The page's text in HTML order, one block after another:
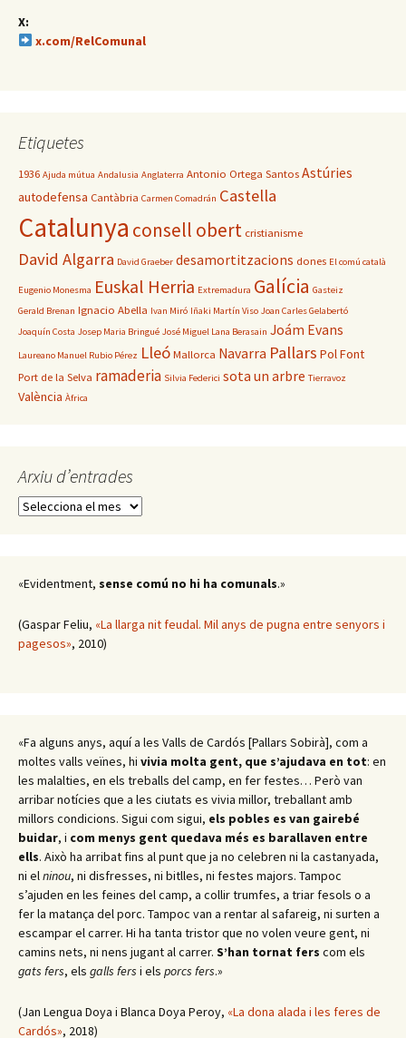
X:
x.com/RelComunal
Etiquetes
1936 Ajuda mútua Andalusia Anglaterra Antonio Ortega Santos Astúries
autodefensa Cantàbria Carmen Comadrán Castella
Catalunya consell obert cristianisme
David Algarra David Graeber desamortitzacions dones El comú català
Eugenio Monesma Euskal Herria Extremadura Galícia Gasteiz
Gerald Brenan Ignacio Abella Ivan Miró Iñaki Martín Viso Joan Carles Gelabertó
Joaquín Costa Josep Maria Bringué José Miguel Lana Berasain Joám Evans
Laureano Manuel Rubio Pérez Lleó Mallorca Navarra Pallars Pol Font
Port de la Selva ramaderia Silvia Federici sota un arbre Tierravoz
València Àfrica
Arxiu d’entrades
Arxiu
«Evidentment, sense comú no hi ha comunals.»
(Gaspar Feliu, «La llarga nit feudal. Mil anys de pugna entre senyors i
pagesos», 2010)
«Fa alguns anys, aquí a les Valls de Cardós [Pallars Sobirà], com a
moltes valls veïnes, hi vivia molta gent, que s’ajudava en tot: en
les malalties, en els treballs del camp, en fer festes… Però van
arribar notícies que a les ciutats es vivia millor, treballant amb
millors condicions. Sigui com sigui, els pobles es van gairebé
buidar, i com menys gent quedava més es barallaven entre
ells. Això ha arribat fins al punt que ja no celebren ni la castanyada,
ni el ninou, ni disfresses, ni bitlles, ni festes majors. Tampoc
s’ajuden en les feines del camp, a collir trumfes, a triar fesols o a
fer la matança del porc. Tampoc van a rentar al safareig, ni surten a
escampar el carrer. Hi ha tanta tristor que no volen veure gent, ni
camins nets, ni nens jugant al carrer. S’han tornat fers com els
gats fers, els galls fers i els porcs fers.»
(Jan Lengua Doya i Blanca Doya Peroy, «La dona alada i les feres de
Cardós», 2018)